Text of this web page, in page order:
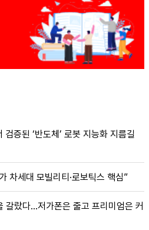
증된 ‘반도체’ 로봇 지능화 지름길
차세대 모빌리티·로보틱스 핵심”
갈랐다…저가폰은 줄고 프리미엄은 커